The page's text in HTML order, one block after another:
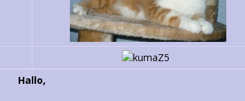
Hallo,